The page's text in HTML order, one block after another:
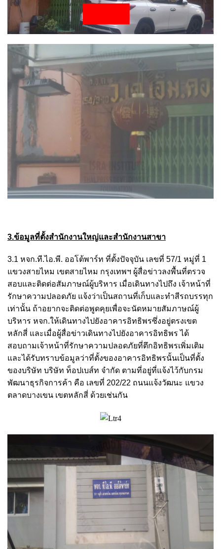
3.ข้อมูลที่ตั้งสำนักงานใหญ่และสำนักงานสาขา
3.1 หจก.ที.ไอ.พี. ออโต้พาร์ท ที่ตั้งปัจจุบัน เลขที่ 57/1 หมู่ที่ 1
แขวงสายไหม เขตสายไหม กรุงเทพฯ ผู้สื่อข่าวลงพื้นที่ตรวจ
สอบและติดต่อสัมภาษณ์ผู้บริหาร เมื่อเดินทางไปถึง เจ้าหน้าที่
รักษาความปลอดภัย แจ้งว่าเป็นสถานที่เก็บและทำสีรถบรรทุก
เท่านั้น ถ้าอยากจะติดต่อพูดคุยเพื่อจะนัดหมายสัมภาษณ์ผู้
บริหาร หจก.ให้เดินทางไปยังอาคารอิทธิพรซึ่งอยู่ตรงเขต
หลักสี่ และเมื่อผู้สื่อข่าวเดินทางไปยังอาคารอิทธิพร ได้
สอบถามเจ้าหน้าที่รักษาความปลอดภัยที่ตึกอิทธิพรเพิ่มเติม
และได้รับทราบข้อมูลว่าที่ตั้งของอาคารอิทธิพรนั้นเป็นที่ตั้ง
ของบริษัท บริษัท ท็อปเบส์ท จำกัด ตามที่อยู่ที่แจ้งไว้กับกรม
พัฒนาธุรกิจการค้า คือ เลขที่ 202/22 ถนนแจ้งวัฒนะ แขวง
ตลาดบางเขน เขตหลักสี่ ด้วยเช่นกัน